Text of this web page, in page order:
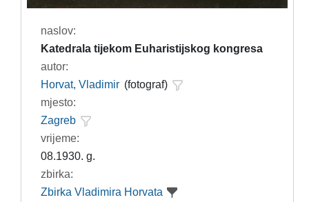
naslov:
Katedrala tijekom Euharistijskog kongresa
autor:
Horvat, Vladimir (fotograf)
mjesto:
Zagreb
vrijeme:
08.1930. g.
zbirka:
Zbirka Vladimira Horvata